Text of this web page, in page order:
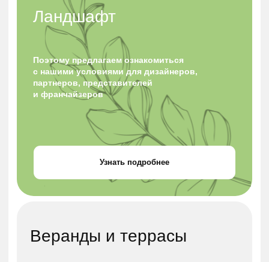
Веранды и террасы
Поэтому предлагаем ознакомиться
с нашими условиями для дизайнеров,
партнеров, представителей
и франчайзеров
Узнать подробнее
Проекты